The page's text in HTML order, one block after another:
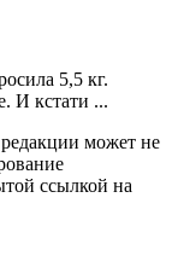
5,5 кг.
И кстати ...
может не
ссылкой на